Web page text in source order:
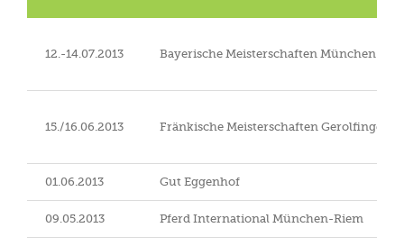
12.-14.07.2013 Bayerische Meisterschaften München-
15./16.06.2013 Fränkische Meisterschaften Gerolfingen
01.06.2013 Gut Eggenhof
09.05.2013 Pferd International München-Riem